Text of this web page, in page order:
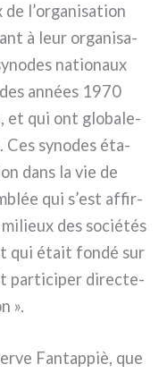
l’organisation
à leur orga­ni­sa­
natio­naux
années 1970
et qui ont glo­ba­le­
Ces syno­des éta­
dans la vie de
qui s’est affir­
des socié­tés
qui était fon­dé sur
par­ti­ci­per direc­te­
».
Fantappiè, que